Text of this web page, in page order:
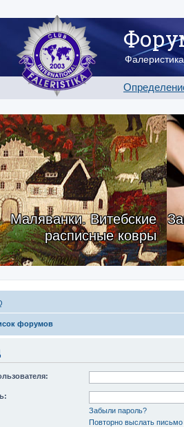
Маляванки. Витебские
расписные ковры
форумов
Забыли пароль?
Повторно выслать письмо